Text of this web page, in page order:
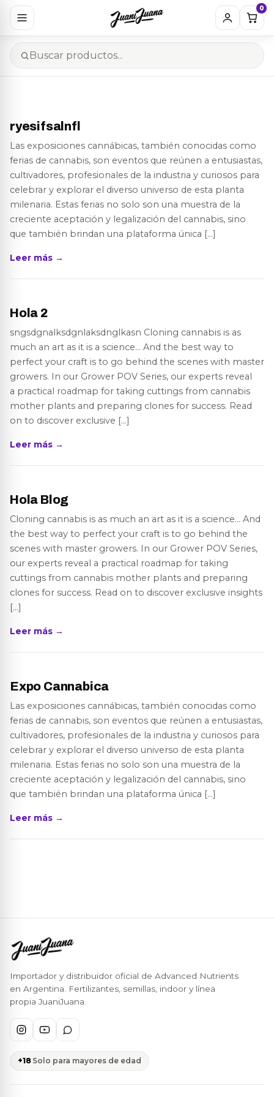
0
ryesifsalnfl
Las exposiciones cannábicas, también conocidas como
ferias de cannabis, son eventos que reúnen a entusiastas,
cultivadores, profesionales de la industria y curiosos para
celebrar y explorar el diverso universo de esta planta
milenaria. Estas ferias no solo son una muestra de la
creciente aceptación y legalización del cannabis, sino
que también brindan una plataforma única […]
Leer más →
Hola 2
sngsdgnalksdgnlaksdnglkasn Cloning cannabis is as
much an art as it is a science… And the best way to
perfect your craft is to go behind the scenes with master
growers. In our Grower POV Series, our experts reveal
a practical roadmap for taking cuttings from cannabis
mother plants and preparing clones for success. Read
on to discover exclusive […]
Leer más →
Hola Blog
Cloning cannabis is as much an art as it is a science… And
the best way to perfect your craft is to go behind the
scenes with master growers. In our Grower POV Series,
our experts reveal a practical roadmap for taking
cuttings from cannabis mother plants and preparing
clones for success. Read on to discover exclusive insights
[…]
Leer más →
Expo Cannabica
Las exposiciones cannábicas, también conocidas como
ferias de cannabis, son eventos que reúnen a entusiastas,
cultivadores, profesionales de la industria y curiosos para
celebrar y explorar el diverso universo de esta planta
milenaria. Estas ferias no solo son una muestra de la
creciente aceptación y legalización del cannabis, sino
que también brindan una plataforma única […]
Leer más →
Importador y distribuidor oficial de Advanced Nutrients
en Argentina. Fertilizantes, semillas, indoor y línea
propia JuaniJuana.
+18 Solo para mayores de edad